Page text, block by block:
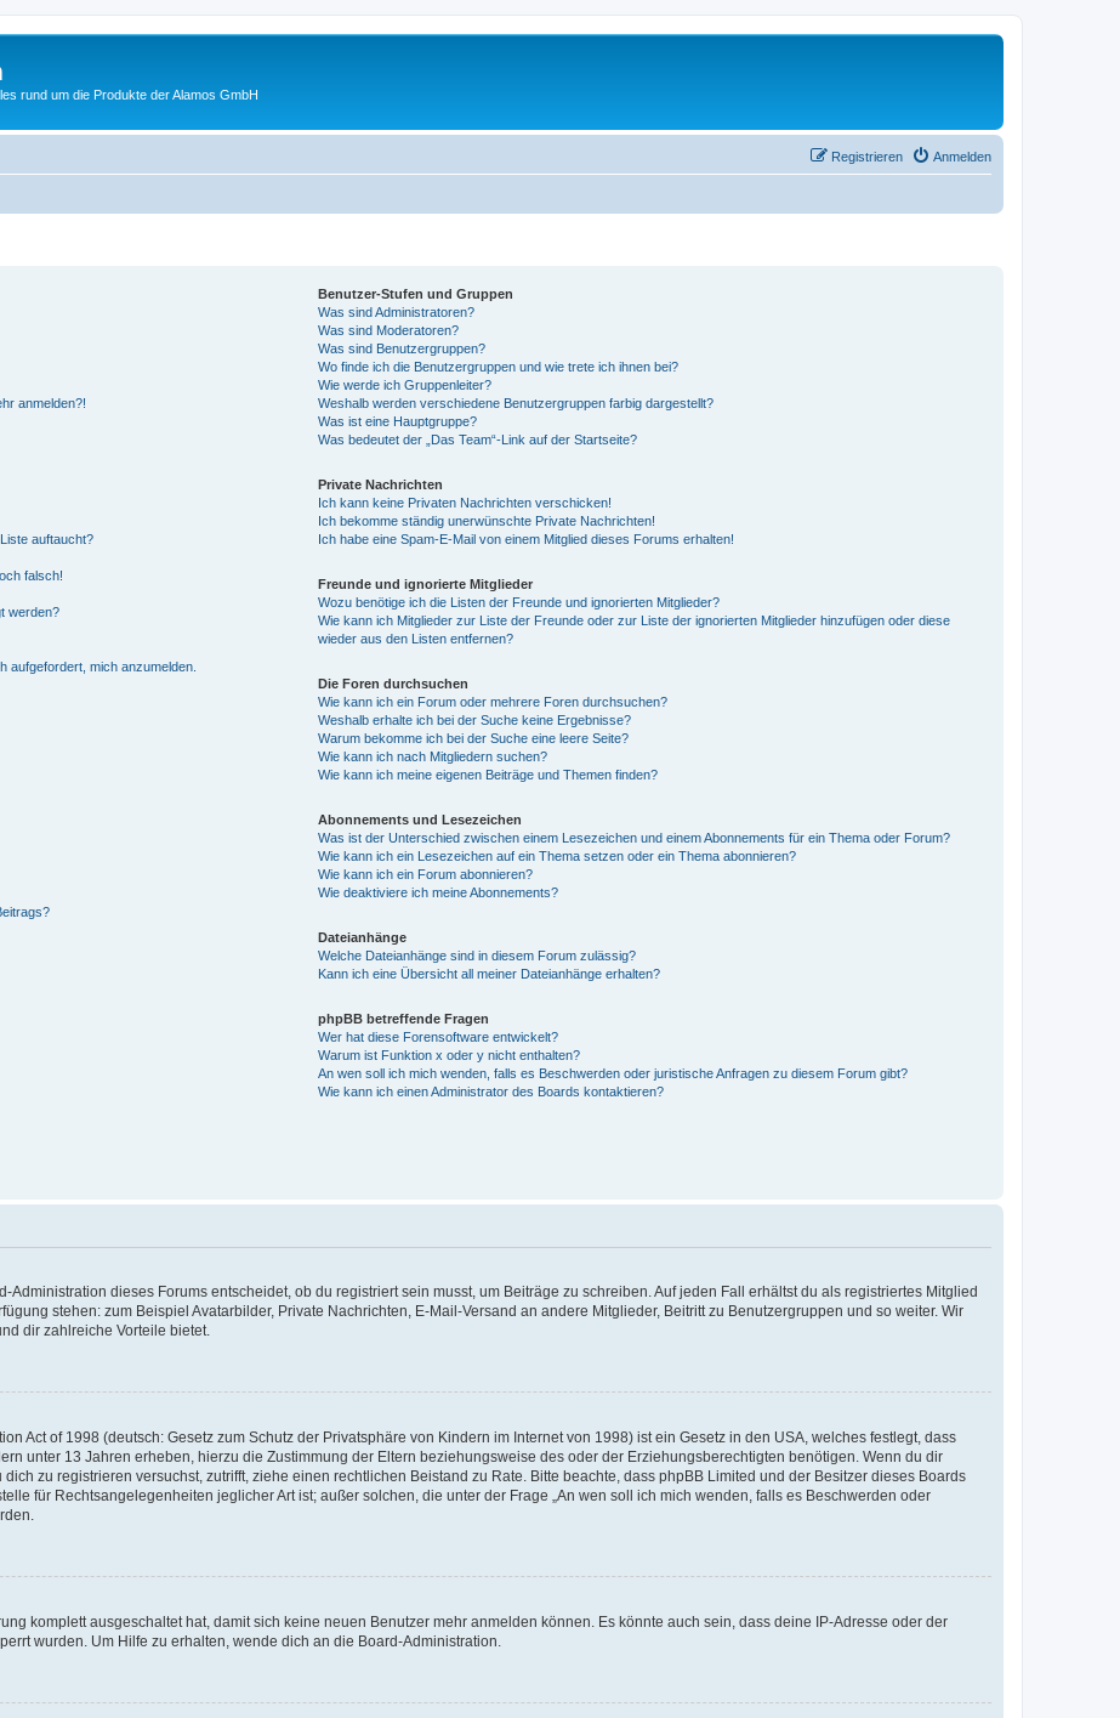
rund um die Produkte der Alamos GmbH
Anmelden
Registrieren
anmelden?!
auftaucht?
falsch!
werden?
aufgefordert, mich anzumelden.
Benutzer-Stufen und Gruppen
Was sind Administratoren?
Was sind Moderatoren?
Was sind Benutzergruppen?
Wo finde ich die Benutzergruppen und wie trete ich ihnen bei?
Wie werde ich Gruppenleiter?
Weshalb werden verschiedene Benutzergruppen farbig dargestellt?
Was ist eine Hauptgruppe?
Was bedeutet der „Das Team“-Link auf der Startseite?
Private Nachrichten
Ich kann keine Privaten Nachrichten verschicken!
Ich bekomme ständig unerwünschte Private Nachrichten!
Ich habe eine Spam-E-Mail von einem Mitglied dieses Forums erhalten!
Freunde und ignorierte Mitglieder
Wozu benötige ich die Listen der Freunde und ignorierten Mitglieder?
Wie kann ich Mitglieder zur Liste der Freunde oder zur Liste der ignorierten Mitglieder hinzufügen oder diese
wieder aus den Listen entfernen?
Die Foren durchsuchen
Wie kann ich ein Forum oder mehrere Foren durchsuchen?
Weshalb erhalte ich bei der Suche keine Ergebnisse?
Warum bekomme ich bei der Suche eine leere Seite?
Wie kann ich nach Mitgliedern suchen?
Wie kann ich meine eigenen Beiträge und Themen finden?
Abonnements und Lesezeichen
Was ist der Unterschied zwischen einem Lesezeichen und einem Abonnements für ein Thema oder Forum?
Wie kann ich ein Lesezeichen auf ein Thema setzen oder ein Thema abonnieren?
Wie kann ich ein Forum abonnieren?
Wie deaktiviere ich meine Abonnements?
Dateianhänge
Welche Dateianhänge sind in diesem Forum zulässig?
Kann ich eine Übersicht all meiner Dateianhänge erhalten?
phpBB betreffende Fragen
Wer hat diese Forensoftware entwickelt?
Warum ist Funktion x oder y nicht enthalten?
An wen soll ich mich wenden, falls es Beschwerden oder juristische Anfragen zu diesem Forum gibt?
Wie kann ich einen Administrator des Boards kontaktieren?
dieses Forums entscheidet, ob du registriert sein musst, um Beiträge zu schreiben. Auf jeden Fall erhältst du als registriertes Mitglied
stehen: zum Beispiel Avatarbilder, Private Nachrichten, E-Mail-Versand an andere Mitglieder, Beitritt zu Benutzergruppen und so weiter. Wir
dir zahlreiche Vorteile bietet.
Act of 1998 (deutsch: Gesetz zum Schutz der Privatsphäre von Kindern im Internet von 1998) ist ein Gesetz in den USA, welches festlegt, dass
unter 13 Jahren erheben, hierzu die Zustimmung der Eltern beziehungsweise des oder der Erziehungsberechtigten benötigen. Wenn du dir
zu registrieren versuchst, zutrifft, ziehe einen rechtlichen Beistand zu Rate. Bitte beachte, dass phpBB Limited und der Besitzer dieses Boards
für Rechtsangelegenheiten jeglicher Art ist; außer solchen, die unter der Frage „An wen soll ich mich wenden, falls es Beschwerden oder
komplett ausgeschaltet hat, damit sich keine neuen Benutzer mehr anmelden können. Es könnte auch sein, dass deine IP-Adresse oder der
wurden. Um Hilfe zu erhalten, wende dich an die Board-Administration.